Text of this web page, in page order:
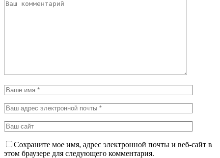
Сохраните мое имя, адрес электронной почты и веб-сайт в
этом браузере для следующего комментария.